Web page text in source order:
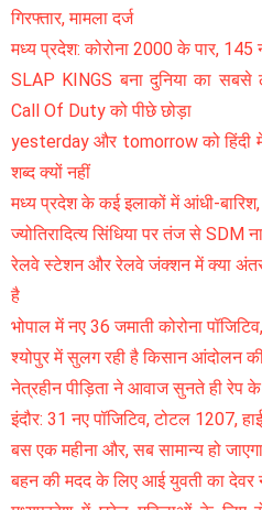
गिरफ्तार, मामला दर्ज
मध्य प्रदेश: कोरोना 2000 के पार, 145
SLAP KINGS बना दुनिया का सबसे
Call Of Duty को पीछे छोड़ा
yesterday और tomorrow को हिंदी
शब्द क्यों नहीं
मध्य प्रदेश के कई इलाकों में आंधी-बारिश,
ज्योतिरादित्य सिंधिया पर तंज से SDM
रेलवे स्टेशन और रेलवे जंक्शन में क्या
है
भोपाल में नए 36 जमाती कोरोना
श्योपुर में सुलग रही है किसान आंदोलन
नेत्रहीन पीड़िता ने आवाज सुनते ही रेप
इंदौर: 31 नए पॉजिटिव, टोटल 1207,
बस एक महीना और, सब सामान्य हो
बहन की मदद के लिए आई युवती का देवर ने